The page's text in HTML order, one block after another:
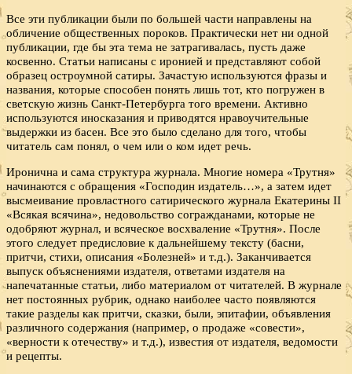
Все эти публикации были по большей части направлены на
обличение общественных пороков. Практически нет ни одной
публикации, где бы эта тема не затрагивалась, пусть даже
косвенно. Статьи написаны с иронией и представляют собой
образец остроумной сатиры. Зачастую используются фразы и
названия, которые способен понять лишь тот, кто погружен в
светскую жизнь Санкт-Петербурга того времени. Активно
используются иносказания и приводятся нравоучительные
выдержки из басен. Все это было сделано для того, чтобы
читатель сам понял, о чем или о ком идет речь.
Иронична и сама структура журнала. Многие номера «Трутня»
начинаются с обращения «Господин издатель…», а затем идет
высмеивание провластного сатирического журнала Екатерины II
«Всякая всячина», недовольство согражданами, которые не
одобряют журнал, и всяческое восхваление «Трутня». После
этого следует предисловие к дальнейшему тексту (басни,
притчи, стихи, описания «Болезней» и т.д.). Заканчивается
выпуск объяснениями издателя, ответами издателя на
напечатанные статьи, либо материалом от читателей. В журнале
нет постоянных рубрик, однако наиболее часто появляются
такие разделы как притчи, сказки, были, эпитафии, объявления
различного содержания (например, о продаже «совести»,
«верности к отечеству» и т.д.), известия от издателя, ведомости
и рецепты.